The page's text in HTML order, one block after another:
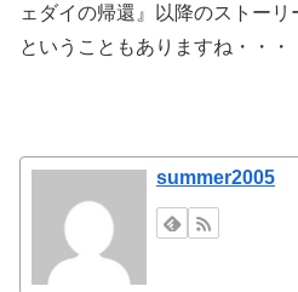
ェダイの帰還』以降のストー
ということもありますね・・・
summer2005